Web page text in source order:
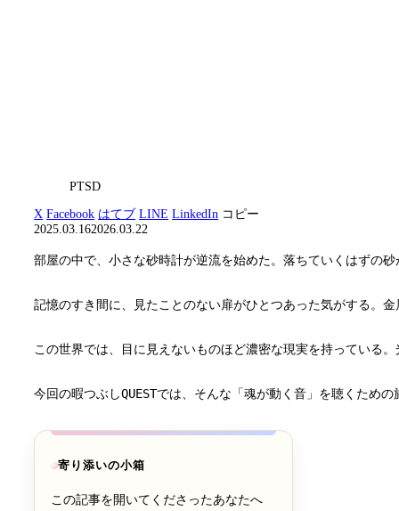
PTSD
X Facebook はてブ LINE LinkedIn コピー
2025.03.162026.03.22
部屋の中で、小さな砂時計が逆流を始めた。落ちていくはずの
記憶のすき間に、見たことのない扉がひとつあった気がする。
この世界では、目に見えないものほど濃密な現実を持っている
今回の暇つぶしQUESTでは、そんな「魂が動く音」を聴くため
寄り添いの小箱
この記事を開いてくださったあなたへ